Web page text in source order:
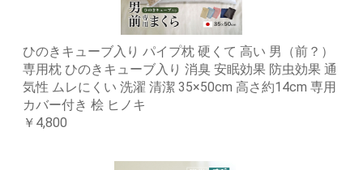
ひのきキューブ入り パイプ枕 硬くて 高い 男（前？）
専用枕 ひのきキューブ入り 消臭 安眠効果 防虫効果 通
気性 ムレにくい 洗濯 清潔 35×50cm 高さ約14cm 専用
カバー付き 桧 ヒノキ
￥4,800